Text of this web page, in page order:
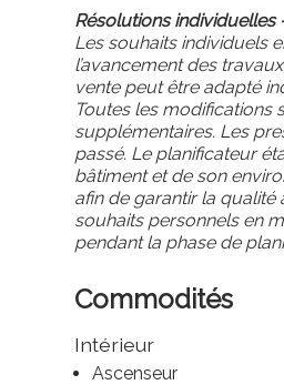
Résolutions
Les souhaits individuels
l’avancement des
vente peut être adapté
Toutes les modifications
supplémentaires. Les
passé. Le planificateur
bâtiment et de son
afin de garantir la qualité
souhaits personnels en
pendant la phase de
Commodités
Intérieur
Ascenseur